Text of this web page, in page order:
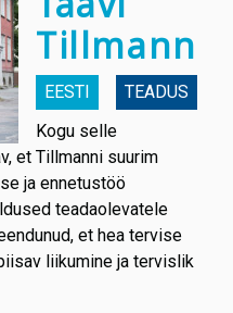
Tillmann
EESTI
TEADUS
Kogu selle
et Tillmanni suurim
ja ennetustöö
teadaolevatele
et hea tervise
liikumine ja tervislik